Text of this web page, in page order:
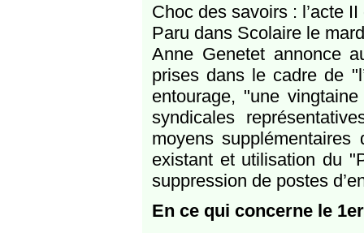
Choc des savoirs : l’acte
Paru dans Scolaire le
Anne Genetet annonce
prises dans le cadre de
entourage, "une
syndicales
moyens
existant et utilisation du
suppression de postes
En ce qui concerne le